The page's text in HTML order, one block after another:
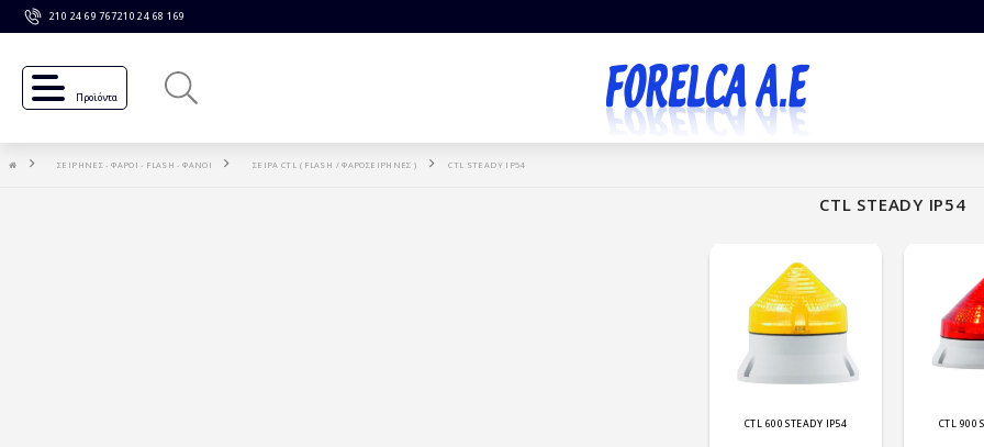
210 24 69 767210 24 68 169
Προϊόντα
ΣΕΙΡΗΝΕΣ - ΦΑΡΟΙ - FLASH - ΦΑΝΟΙ ΣΕΙΡΑ CTL ( FLASH / ΦΑΡΟΣΕΙΡΗΝΕΣ ) CTL STEADY IP54
CTL 600 STEADY IP54 CTL 900
CTL STEADY IP54